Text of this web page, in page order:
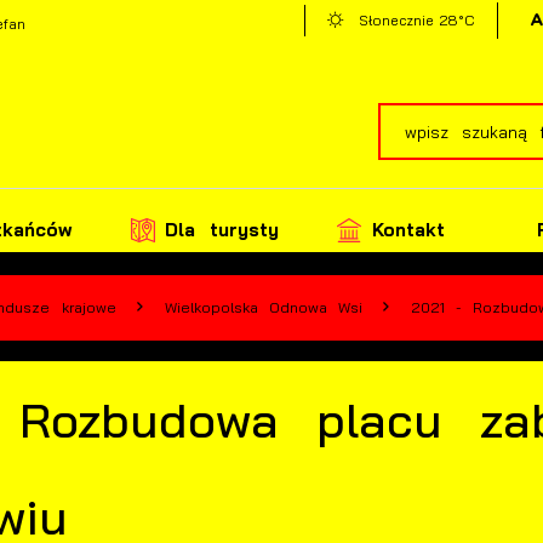
Słonecznie 28°C
Dla turysty Kontakt
krajowe Wielkopolska Odnowa Wsi 2021 -
placu